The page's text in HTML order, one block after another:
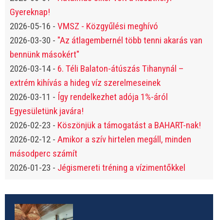
Gyereknap!
2026-05-16 - VMSZ - Közgyűlési meghívó
2026-03-30 - "Az átlagembernél több tenni akarás van
bennünk másokért"
2026-03-14- 6. Téli Balaton-átúszás Tihanynál –
extrém kihívás a hideg víz szerelmeseinek
2026-03-11 - Így rendelkezhet adója 1%-áról
Egyesületünk javára!
2026-02-23 - Köszönjük a támogatást a BAHART-nak!
2026-02-12 - Amikor a szív hirtelen megáll, minden
másodperc számít
2026-01-23 - Jégismereti tréning a vízimentőkkel